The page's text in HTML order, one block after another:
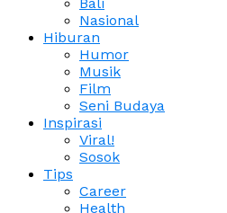
Nasional
Hiburan
Humor
Musik
Film
Seni Budaya
Inspirasi
Viral!
Sosok
Tips
Career
Health